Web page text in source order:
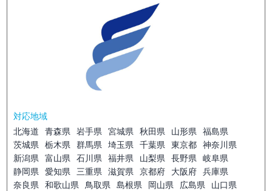
対応地域
北海道
青森県 岩手県 宮城県 秋田県 山形県
福島県
茨城県
栃木県 群馬県 埼玉県 千葉県 東京都
神奈川県
新潟県
富山県 石川県 福井県 山梨県 長野県
岐阜県
静岡県
愛知県 三重県 滋賀県 京都府 大阪府
兵庫県
奈良県
和歌山県 鳥取県 島根県 岡山県 広島県
山口県